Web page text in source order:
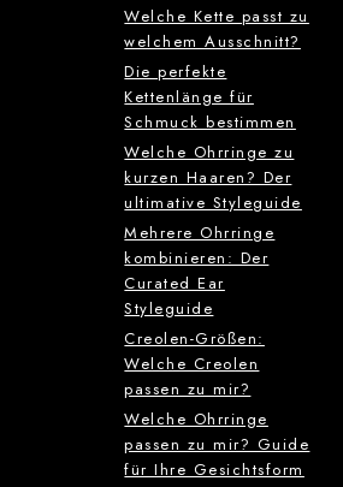
Welche Kette passt zu
welchem Ausschnitt?
Die perfekte
Kettenlänge für
Schmuck bestimmen
Welche Ohrringe zu
kurzen Haaren? Der
ultimative Styleguide
Mehrere Ohrringe
kombinieren: Der
Curated Ear
Styleguide
Creolen-Größen:
Welche Creolen
passen zu mir?
Welche Ohrringe
passen zu mir? Guide
für Ihre Gesichtsform